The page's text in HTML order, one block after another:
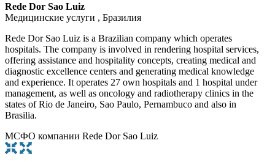
Rede Dor Sao Luiz
Медицинские услуги , Бразилия
Rede Dor Sao Luiz is a Brazilian company which operates
hospitals. The company is involved in rendering hospital services,
offering assistance and hospitality concepts, creating medical and
diagnostic excellence centers and generating medical knowledge
and experience. It operates 27 own hospitals and 1 hospital under
management, as well as oncology and radiotherapy clinics in the
states of Rio de Janeiro, Sao Paulo, Pernambuco and also in
Brasilia.
МСФО компании Rede Dor Sao Luiz